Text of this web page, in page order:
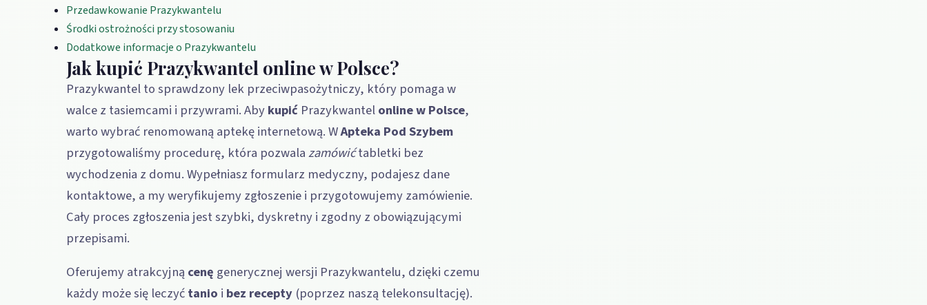
Przedawkowanie Prazykwantelu
Środki ostrożności przy stosowaniu
Dodatkowe informacje o Prazykwantelu
Jak kupić Prazykwantel online w Polsce?
Prazykwantel to sprawdzony lek przeciwpasożytniczy, który pomaga w
walce z tasiemcami i przywrami. Abykupić Prazykwantelonlinew Polsce,
warto wybrać renomowaną aptekę internetową. WApteka Pod Szybem
przygotowaliśmy procedurę, która pozwalazamówićtabletki bez
wychodzenia z domu. Wypełniasz formularz medyczny, podajesz dane
kontaktowe, a my weryfikujemy zgłoszenie i przygotowujemy zamówienie.
Cały proces zgłoszenia jest szybki, dyskretny i zgodny z obowiązującymi
przepisami.
Oferujemy atrakcyjną cenę generycznej wersji Prazykwantelu, dzięki czemu
każdy może się leczyćtanio i bez recepty (poprzez naszą telekonsultację).